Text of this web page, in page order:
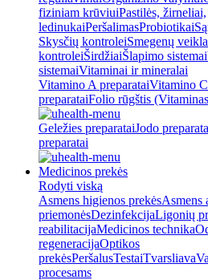
fiziniam krūviuiPastilės, žirneliai,
ledinukaiPeršalimasProbiotikai
Skysčių kontroleiSmegenų
kontroleiŠirdžiaiŠlapimo sistemai
sistemaiVitaminai ir mineralai
Vitamino A preparataiVitamino
preparataiFolio rūgštis
Geležies preparataiJodo
preparatai
Medicinos prekės
Rodyti viską
Asmens higienos prekėsAsmens
priemonėsDezinfekcijaLigonių
reabilitacijaMedicinos technika
regeneracijaOptikos
prekėsPeršalusTestaiTvarsliava
procesams